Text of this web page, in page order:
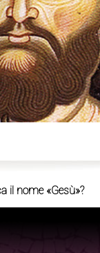
il nome «Gesù»?